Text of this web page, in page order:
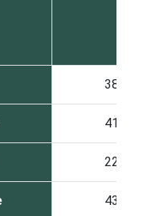
38
41
22
43